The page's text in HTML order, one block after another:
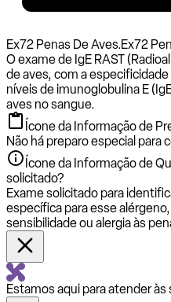
Ex72 Penas De Aves.Ex72
O exame de IgE RAST
de aves, com a
níveis de imunoglobulina E
aves no sangue.
Ícone da Informação de
Não há preparo especial para
Ícone da Informação de
solicitado?
Exame solicitado para
específica para esse
sensibilidade ou alergia às
Estamos aqui para atender